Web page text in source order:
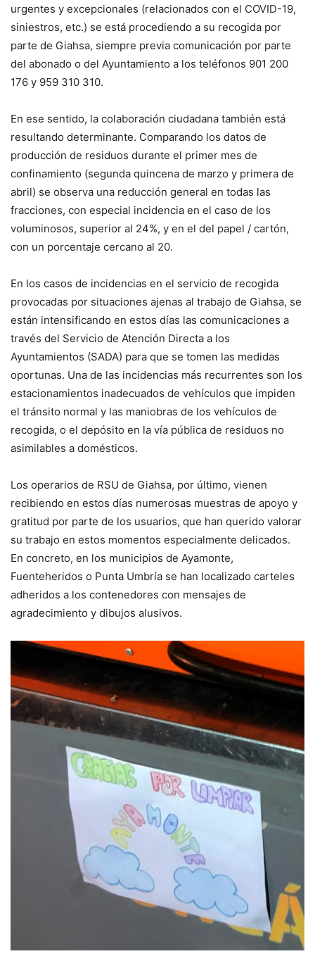
urgentes y excepcionales (relacionados con el COVID-19,
siniestros, etc.) se está procediendo a su recogida por
parte de Giahsa, siempre previa comunicación por parte
del abonado o del Ayuntamiento a los teléfonos 901 200
176 y 959 310 310.
En ese sentido, la colaboración ciudadana también está
resultando determinante. Comparando los datos de
producción de residuos durante el primer mes de
confinamiento (segunda quincena de marzo y primera de
abril) se observa una reducción general en todas las
fracciones, con especial incidencia en el caso de los
voluminosos, superior al 24%, y en el del papel / cartón,
con un porcentaje cercano al 20.
En los casos de incidencias en el servicio de recogida
provocadas por situaciones ajenas al trabajo de Giahsa, se
están intensificando en estos días las comunicaciones a
través del Servicio de Atención Directa a los
Ayuntamientos (SADA) para que se tomen las medidas
oportunas. Una de las incidencias más recurrentes son los
estacionamientos inadecuados de vehículos que impiden
el tránsito normal y las maniobras de los vehículos de
recogida, o el depósito en la vía pública de residuos no
asimilables a domésticos.
Los operarios de RSU de Giahsa, por último, vienen
recibiendo en estos días numerosas muestras de apoyo y
gratitud por parte de los usuarios, que han querido valorar
su trabajo en estos momentos especialmente delicados.
En concreto, en los municipios de Ayamonte,
Fuenteheridos o Punta Umbría se han localizado carteles
adheridos a los contenedores con mensajes de
agradecimiento y dibujos alusivos.